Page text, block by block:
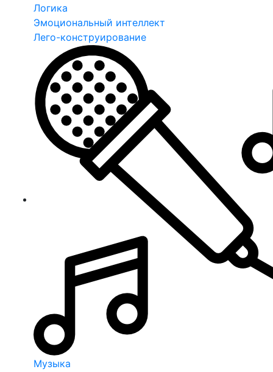
Логика
Эмоциональный интеллект
Лего-конструирование
Музыка